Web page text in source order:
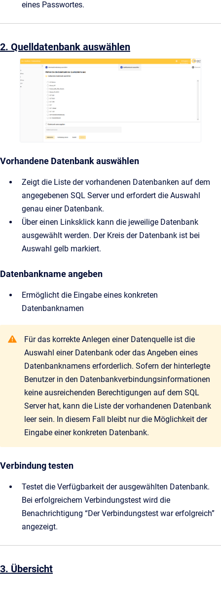
eines Passwortes.
2. Quelldatenbank auswählen
Vorhandene Datenbank auswählen
Zeigt die Liste der vorhandenen Datenbanken auf dem
angegebenen SQL Server und erfordert die Auswahl
genau einer Datenbank.
Über einen Linksklick kann die jeweilige Datenbank
ausgewählt werden. Der Kreis der Datenbank ist bei
Auswahl gelb markiert.
Datenbankname angeben
Ermöglicht die Eingabe eines konkreten
Datenbanknamen
Für das korrekte Anlegen einer Datenquelle ist die
Auswahl einer Datenbank oder das Angeben eines
Datenbanknamens erforderlich. Sofern der hinterlegte
Benutzer in den Datenbankverbindungsinformationen
keine ausreichenden Berechtigungen auf dem SQL
Server hat, kann die Liste der vorhandenen Datenbank
leer sein. In diesem Fall bleibt nur die Möglichkeit der
Eingabe einer konkreten Datenbank.
Verbindung testen
Testet die Verfügbarkeit der ausgewählten Datenbank.
Bei erfolgreichem Verbindungstest wird die
Benachrichtigung “Der Verbindungstest war erfolgreich”
angezeigt.
3. Übersicht